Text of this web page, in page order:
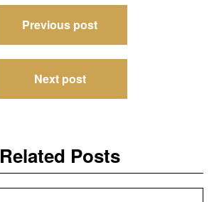
Previous post
Next post
Related Posts